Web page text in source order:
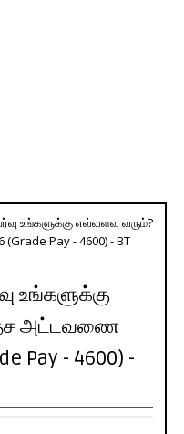
உங்களுக்கு எவ்வளவு வரும்?
Pay - 4600) - BT
உங்களுக்கு
அட்டவணை
Pay - 4600) -